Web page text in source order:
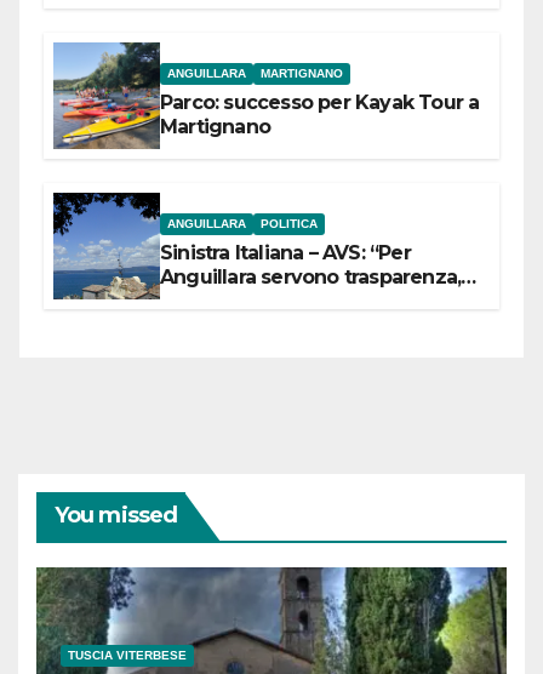
ANGUILLARA MARTIGNANO
Parco: successo per Kayak Tour a
Martignano
ANGUILLARA POLITICA
Sinistra Italiana – AVS: “Per
Anguillara servono trasparenza,
You missed
TUSCIA VITERBESE